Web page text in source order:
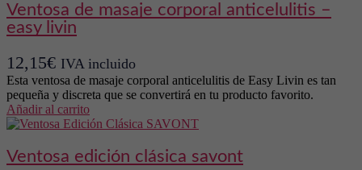
ventosa de masaje corporal anticelulitis –
easy livin
12,15€ IVA incluido
Esta ventosa de masaje corporal anticelulitis de Easy Livin es tan
pequeña y discreta que se convertirá en tu producto favorito.
Añadir al carrito
ventosa edición clásica savont